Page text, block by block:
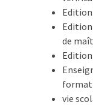
Edition
de
vie